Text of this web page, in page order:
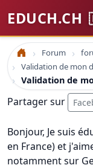
EDUCH.CH
Accueil Forum
Validation de
Partager sur
Bonjour, Je suis
en France) et
notamment sur